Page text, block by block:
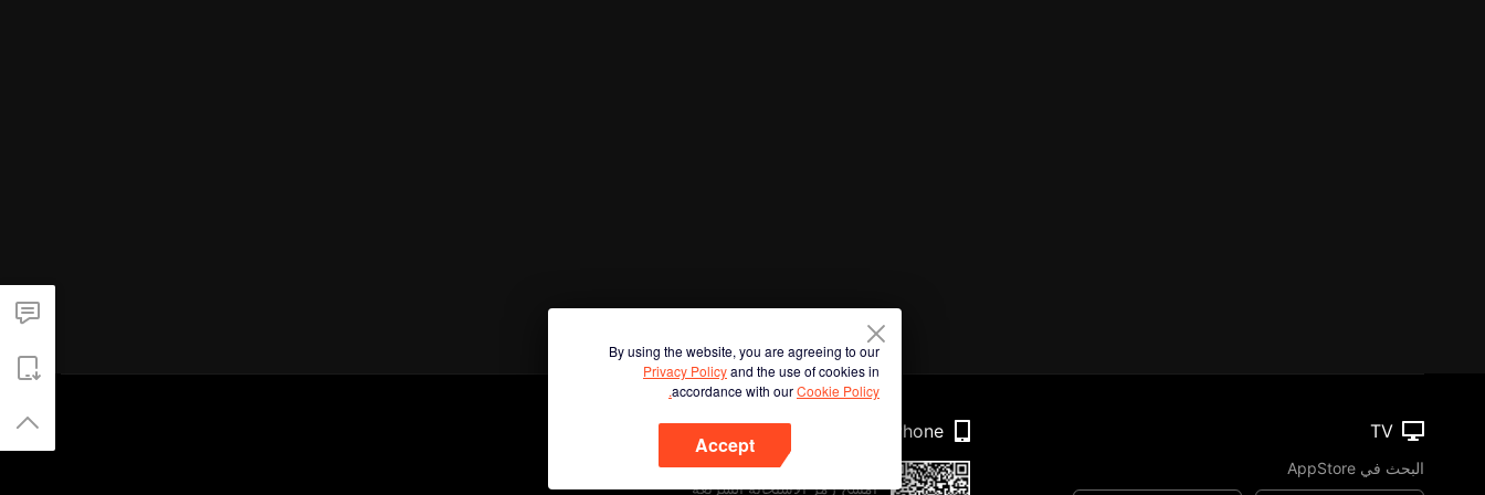
By using the website, you are agreeing to our
Privacy Policyand the use of cookies in
accordance with ourCookie Policy.
Accept
TV
البحث في AppStore
Phone
امسح رمز الاستجابة السريعة